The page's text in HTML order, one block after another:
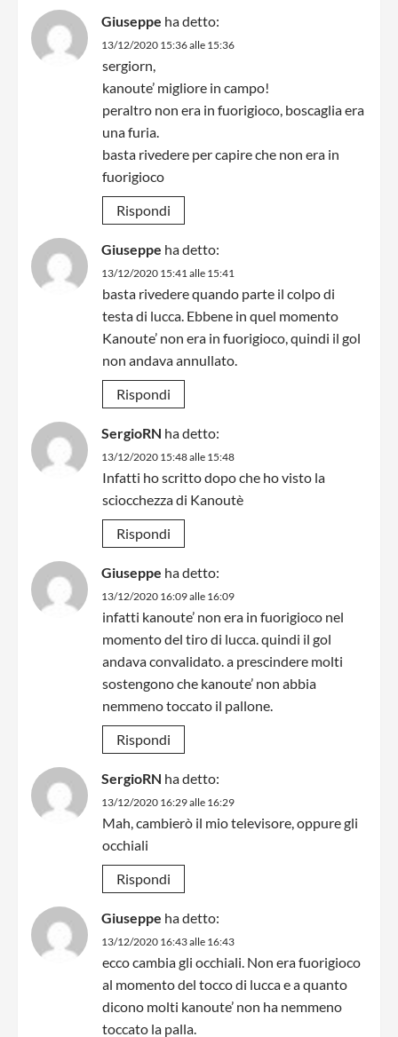
Giuseppe ha detto:
13/12/2020 15:36 alle 15:36
sergiorn,
kanoute’ migliore in campo!
peraltro non era in fuorigioco, boscaglia era
una furia.
basta rivedere per capire che non era in
fuorigioco
Rispondi
Giuseppe ha detto:
13/12/2020 15:41 alle 15:41
basta rivedere quando parte il colpo di
testa di lucca. Ebbene in quel momento
Kanoute’ non era in fuorigioco, quindi il gol
non andava annullato.
Rispondi
SergioRN ha detto:
13/12/2020 15:48 alle 15:48
Infatti ho scritto dopo che ho visto la
sciocchezza di Kanoutè
Rispondi
Giuseppe ha detto:
13/12/2020 16:09 alle 16:09
infatti kanoute’ non era in fuorigioco nel
momento del tiro di lucca. quindi il gol
andava convalidato. a prescindere molti
sostengono che kanoute’ non abbia
nemmeno toccato il pallone.
Rispondi
SergioRN ha detto:
13/12/2020 16:29 alle 16:29
Mah, cambierò il mio televisore, oppure gli
occhiali
Rispondi
Giuseppe ha detto:
13/12/2020 16:43 alle 16:43
ecco cambia gli occhiali. Non era fuorigioco
al momento del tocco di lucca e a quanto
dicono molti kanoute’ non ha nemmeno
toccato la palla.